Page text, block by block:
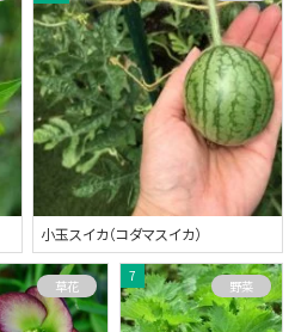
小玉スイカ（コダマスイカ）
草花 野菜